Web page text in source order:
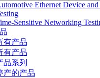
Ethernet Device
Sensitive Networking
有产品
有产品
品系列
产的产品